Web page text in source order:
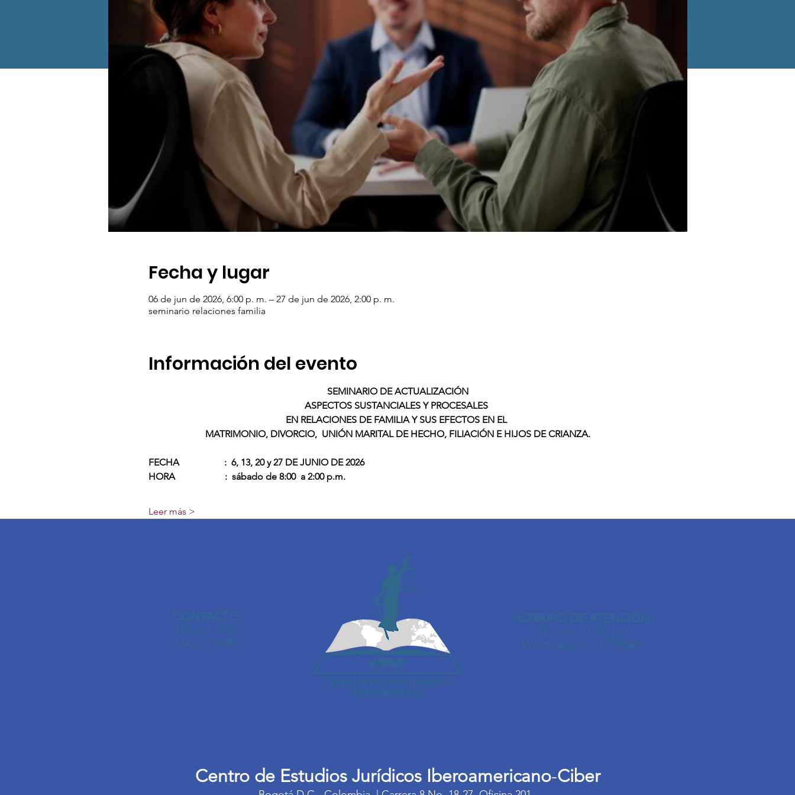
Fecha y lugar
06 de jun de 2026, 6:00 p. m. – 27 de jun de 2026, 2:00 p. m.
seminario relaciones familia
Información del evento
SEMINARIO DE ACTUALIZACIÓN
ASPECTOS SUSTANCIALES Y PROCESALES
EN RELACIONES DE FAMILIA Y SUS EFECTOS EN EL
MATRIMONIO, DIVORCIO,  UNIÓN MARITAL DE HECHO, FILIACIÓN E HIJOS DE CRIANZA.
FECHA                   :  6, 13, 20 y 27 DE JUNIO DE 2026
HORA                     :  sábado de 8:00  a 2:00 p.m.
Leer más >
CONTACTO
313 257 0549
314 275 9588
HORARIO DE ATENCIÓN:
8:00 a.m. a 6:00 p.m.
Whatsapp: 3142759588
Centro de Estudios Jurídicos Iberoamericano-Ciber